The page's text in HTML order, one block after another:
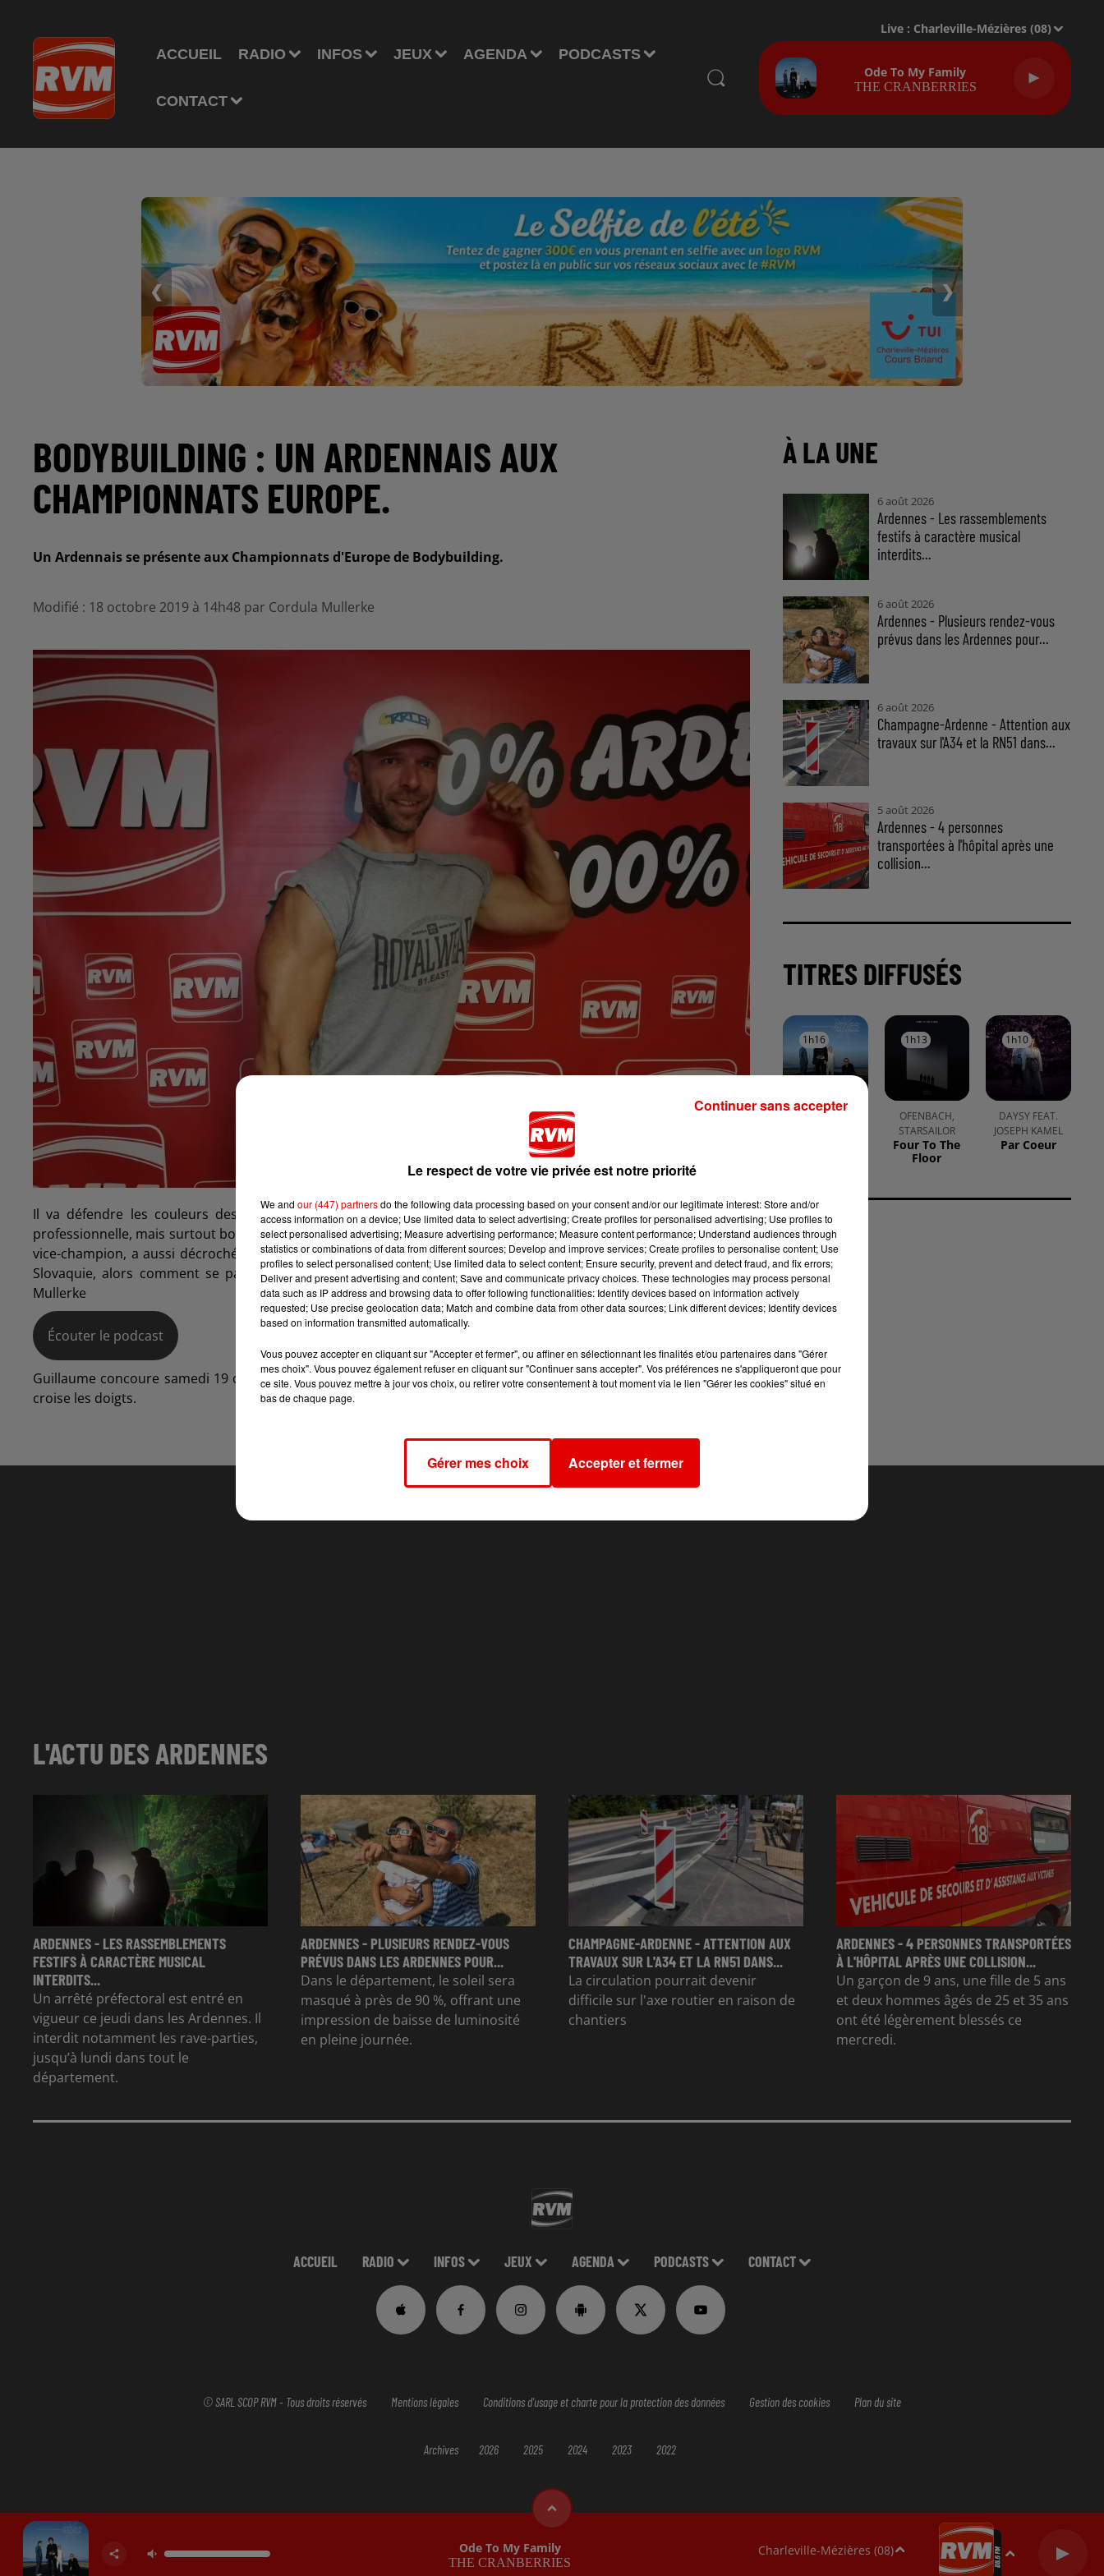
ACCUEIL RADIO INFOS JEUX AGENDA PODCASTS
CONTACT
Live : Charleville-Mézières (08)
Ode To My Family
THE CRANBERRIES
❮ ❯
BODYBUILDING : UN ARDENNAIS AUX
CHAMPIONNATS EUROPE.
Un Ardennais se présente aux Championnats d'Europe de Bodybuilding.
Modifié : 18 octobre 2019 à 14h48 par Cordula Mullerke
Il va défendre les couleurs des Ardennes et de la France. Guillaume Ambroise, agent immobilier pour la vie
professionnelle, mais surtout bodybuilder qui avait réussi à se qualifier pour le championnat de France, et avait fini
vice-champion, a aussi décroché son ticket pour les championnats d’Europe de sa discipline, qui se déroulent en
Slovaquie, alors comment se passe cette compétition ? Réponse de Guillaume Ambroise au micro de Cordula
Mullerke
Écouter le podcast
Guillaume concoure samedi 19 octobre en Slovaquie et il entend bien ramener un titre dans les Ardennes. On lui
croise les doigts.
À LA UNE
6 août 2026
Ardennes - Les rassemblements
festifs à caractère musical
interdits...
6 août 2026
Ardennes - Plusieurs rendez-vous
prévus dans les Ardennes pour...
6 août 2026
Champagne-Ardenne - Attention aux
travaux sur l'A34 et la RN51 dans...
5 août 2026
Ardennes - 4 personnes
transportées à l'hôpital après une
collision...
TITRES DIFFUSÉS
1h16
1h16
THE
1h13
1h13
OFENBACH,
STARSAILOR
Four To The
Floor
1h10
1h10
DAYSY FEAT.
JOSEPH KAMEL
Par Coeur
L'ACTU DES ARDENNES
ARDENNES - LES RASSEMBLEMENTS
FESTIFS À CARACTÈRE MUSICAL
INTERDITS...
Un arrêté préfectoral est entré en
vigueur ce jeudi dans les Ardennes. Il
interdit notamment les rave-parties,
jusqu’à lundi dans tout le
département.
ARDENNES - PLUSIEURS RENDEZ-VOUS
PRÉVUS DANS LES ARDENNES POUR...
Dans le département, le soleil sera
masqué à près de 90 %, offrant une
impression de baisse de luminosité
en pleine journée.
CHAMPAGNE-ARDENNE - ATTENTION AUX
TRAVAUX SUR L'A34 ET LA RN51 DANS...
La circulation pourrait devenir
difficile sur l'axe routier en raison de
chantiers
ARDENNES - 4 PERSONNES TRANSPORTÉES
À L'HÔPITAL APRÈS UNE COLLISION...
Un garçon de 9 ans, une fille de 5 ans
et deux hommes âgés de 25 et 35 ans
ont été légèrement blessés ce
mercredi.
ACCUEIL RADIO INFOS JEUX AGENDA PODCASTS CONTACT
Ode To My Family
THE CRANBERRIES
Charleville-Mézières (08)
© SARL SCOP RVM - Tous droits réservés Mentions légales Conditions d'usage et charte pour la protection des données Gestion des cookies Plan du site
Archives 2026 2025 2024 2023 2022
Le respect de votre vie privée est notre priorité
We and our (447) partnersdo the following data processing based on your consent and/or our legitimate interest: Store and/or
access information on a device; Use limited data to select advertising; Create profiles for personalised advertising; Use profiles to
select personalised advertising; Measure advertising performance; Measure content performance; Understand audiences through
statistics or combinations of data from different sources; Develop and improve services; Create profiles to personalise content; Use
profiles to select personalised content; Use limited data to select content; Ensure security, prevent and detect fraud, and fix errors;
Deliver and present advertising and content; Save and communicate privacy choices. These technologies may process personal
data such as IP address and browsing data to offer following functionalities: Identify devices based on information actively
requested; Use precise geolocation data; Match and combine data from other data sources; Link different devices; Identify devices
based on information transmitted automatically.
Vous pouvez accepter en cliquant sur "Accepter et fermer", ou affiner en sélectionnant les finalités et/ou partenaires dans "Gérer
mes choix". Vous pouvez également refuser en cliquant sur "Continuer sans accepter". Vos préférences ne s'appliqueront que pour
ce site. Vous pouvez mettre à jour vos choix, ou retirer votre consentement à tout moment via le lien "Gérer les cookies" situé en
bas de chaque page.
Gérer mes choix Accepter et fermer
Continuer sans accepter